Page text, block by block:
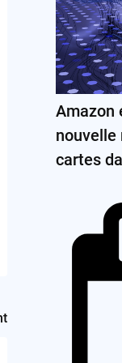
Amazon
nouvelle
cartes